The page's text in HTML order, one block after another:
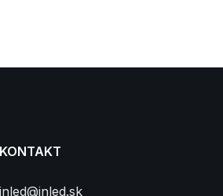
KONTAKT
inled@inled.sk